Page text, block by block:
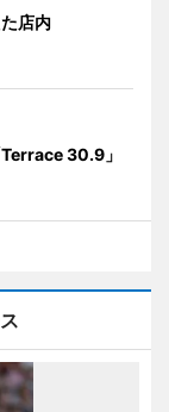
店内
30.9」